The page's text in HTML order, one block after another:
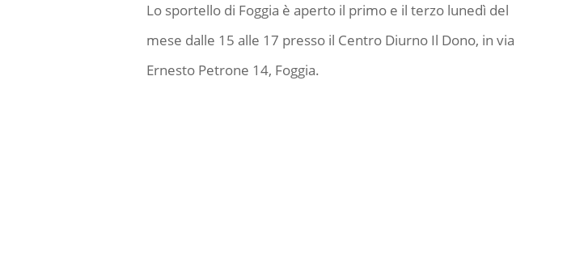
Lo sportello di Foggia è aperto il primo e il terzo lunedì del
mese dalle 15 alle 17 presso il Centro Diurno Il Dono, in via
Ernesto Petrone 14, Foggia.